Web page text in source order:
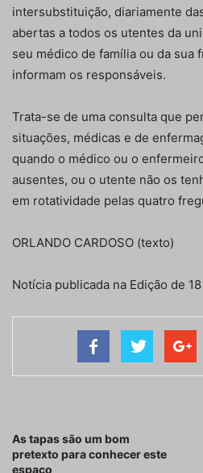
intersubstituição, diariamente
abertas a todos os utentes da
seu médico de família ou da sua
informam os responsáveis.
Trata-se de uma consulta que
situações, médicas e de
quando o médico ou o
ausentes, ou o utente não os
em rotatividade pelas quatro
ORLANDO CARDOSO (texto)
Notícia publicada na Edição de
As tapas são um bom
pretexto para conhecer este
espaço